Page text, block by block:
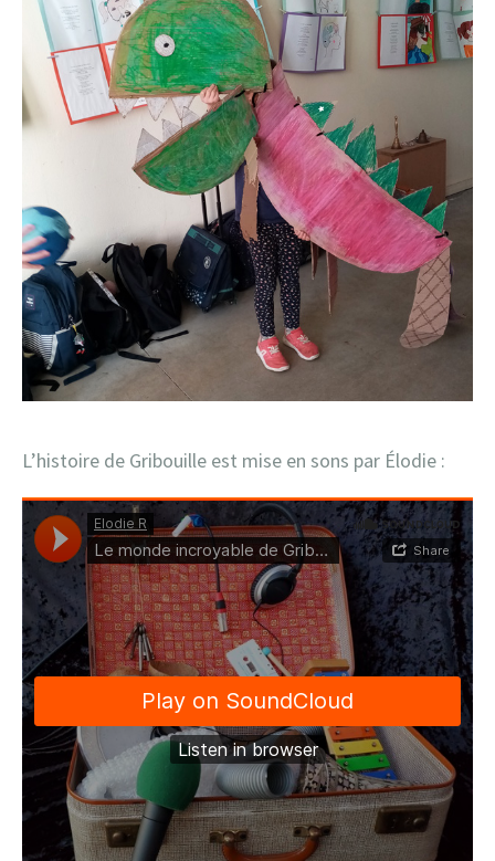
L’histoire de Gribouille est mise en sons par Élodie :